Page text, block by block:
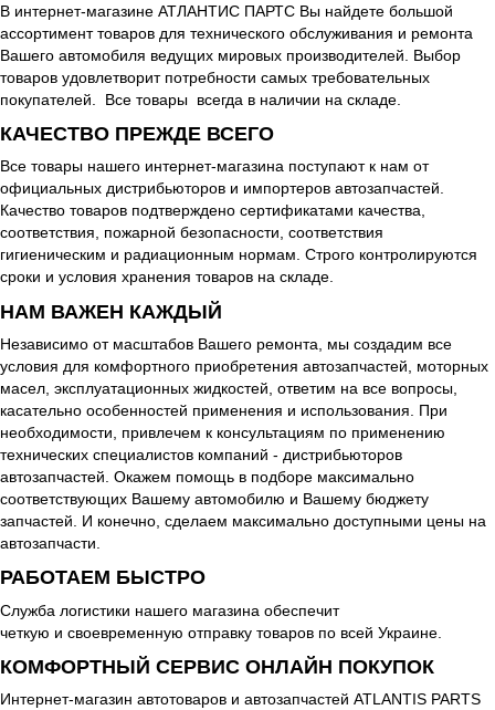
В интернет-магазине АТЛАНТИС ПАРТС Вы найдете большой
ассортимент товаров для технического обслуживания и ремонта
Вашего автомобиля ведущих мировых производителей. Выбор
товаров удовлетворит потребности самых требовательных
покупателей. Все товары всегда в наличии на складе.
КАЧЕСТВО ПРЕЖДЕ ВСЕГО
Все товары нашего интернет-магазина поступают к нам от
официальных дистрибьюторов и импортеров автозапчастей.
Качество товаров подтверждено сертификатами качества,
соответствия, пожарной безопасности, соответствия
гигиеническим и радиационным нормам. Строго контролируются
сроки и условия хранения товаров на складе.
НАМ ВАЖЕН КАЖДЫЙ
Независимо от масштабов Вашего ремонта, мы создадим все
условия для комфортного приобретения автозапчастей, моторных
масел, эксплуатационных жидкостей, ответим на все вопросы,
касательно особенностей применения и использования. При
необходимости, привлечем к консультациям по применению
технических специалистов компаний - дистрибьюторов
автозапчастей. Окажем помощь в подборе максимально
соответствующих Вашему автомобилю и Вашему бюджету
запчастей. И конечно, сделаем максимально доступными цены на
автозапчасти.
РАБОТАЕМ БЫСТРО
Служба логистики нашего магазина обеспечит
четкую и своевременную отправку товаров по всей Украине.
КОМФОРТНЫЙ СЕРВИС ОНЛАЙН ПОКУПОК
Интернет-магазин автотоваров и автозапчастей ATLANTIS PARTS